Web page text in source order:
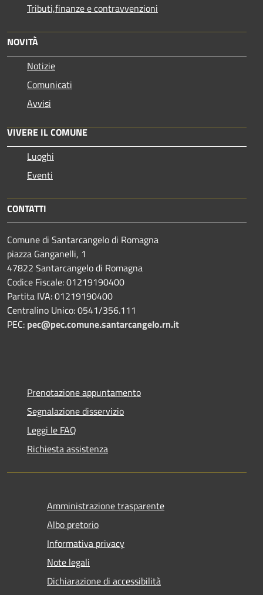
Tributi,finanze e contravvenzioni
NOVITÀ
Notizie
Comunicati
Avvisi
VIVERE IL COMUNE
Luoghi
Eventi
CONTATTI
Comune di Santarcangelo di Romagna
piazza Ganganelli, 1
47822 Santarcangelo di Romagna
Codice Fiscale: 01219190400
Partita IVA: 01219190400
Centralino Unico: 0541/356.111
PEC: pec@pec.comune.santarcangelo.rn.it
Prenotazione appuntamento
Segnalazione disservizio
Leggi le FAQ
Richiesta assistenza
Amministrazione trasparente
Albo pretorio
Informativa privacy
Note legali
Dichiarazione di accessibilità